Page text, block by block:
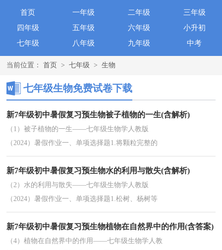
首页 一年级 二年级
三年级
四年级
五年级 六年级
小升初
七年级
八年级 九年级 中考
当前位置： 首页 > 七年级 > 生物
七年级生物免费试卷下载
新7年级初中暑假复习预生物被子植物的一生(含解析)
（1）被子植物的一生——七年级生物学人教版
（2024）暑假作业一、单项选择题1.将颗粒完整的
活种子分成甲、乙两组，在约25 ℃的条件下分别播
种。甲组种在肥沃、湿润的土壤中，乙组种在贫...
新7年级初中暑假复习预生物水的利用与散失(含解析)
（2）水的利用与散失——七年级生物学人教版
（2024）暑假作业一、单项选择题1.松树、杨树等
木本植物的茎能够逐年加粗，原因是茎具有( )A.树
皮 B.形成层 C.筛管 D.导管2.垂直农场是...
新7年级初中暑假复习预生物植物在自然界中的作用(含答案)
（4）植物在自然界中的作用——七年级生物学人教